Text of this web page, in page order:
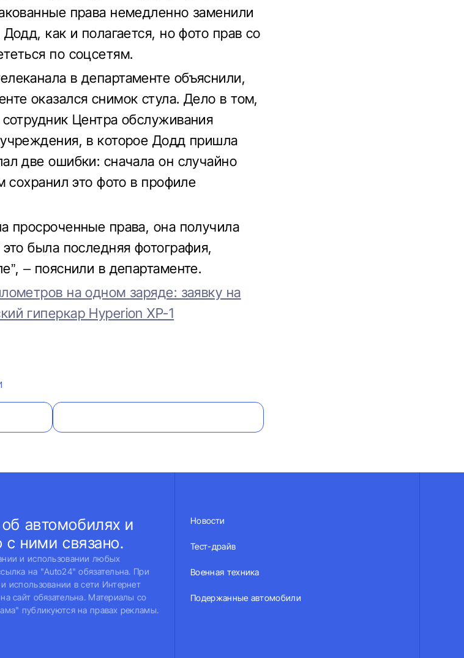
права немедленно заменили
как и полагается, но фото прав со
по соцсетям.
в департаменте объяснили,
оказался снимок стула. Дело в том,
Центра обслуживания
в которое Додд пришла
две ошибки: сначала он случайно
сохранил это фото в профиле
просроченные права, она получила
была последняя фотография,
– пояснили в департаменте.
на одном заряде: заявку на
гиперкар Hyperion XP-1
автомобилях и
с ними связано.
и использовании любых
на "Auto24" обязательна. При
использовании в сети Интернет
сайт обязательна. Материалы со
публикуются на правах рекламы.
Новости
Тест-драйв
Военная техника
Подержанные автомобили